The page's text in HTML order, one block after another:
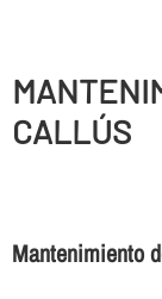
CALLÚS
Mantenimiento